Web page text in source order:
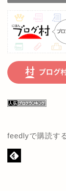
feedlyで購読す